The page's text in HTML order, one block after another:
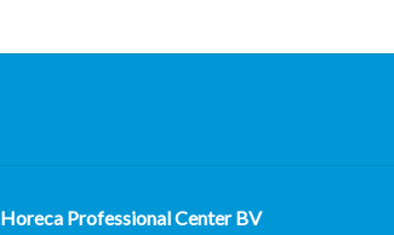
Horeca Professional Center BV